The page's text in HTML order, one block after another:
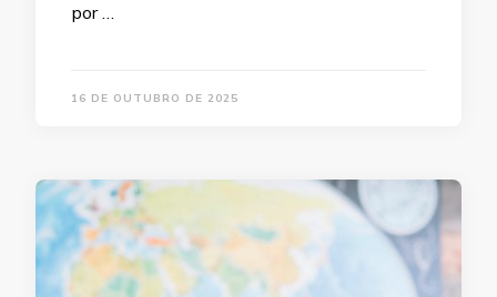
por …
16 DE OUTUBRO DE 2025